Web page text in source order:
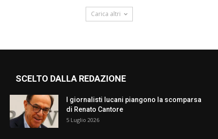
Carica altri
SCELTO DALLA REDAZIONE
I giornalisti lucani piangono la scomparsa
di Renato Cantore
5 Luglio 2026